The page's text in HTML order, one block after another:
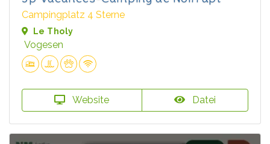
Campingplatz 4 Sterne
Le Tholy
Vogesen
Website Datei